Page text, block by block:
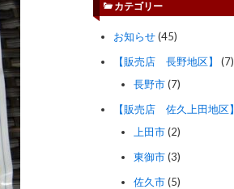
カテゴリー
お知らせ(45)
【販売店 長野地区】
(7)
長野市(7)
【販売店 佐久上田地区】
上田市(2)
東御市(3)
佐久市(5)